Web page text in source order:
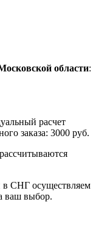
области:
расчет
заказа: 3000 руб.
в СНГ осуществляем
ваш выбор.